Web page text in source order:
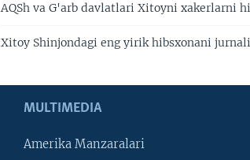
AQSh va G'arb davlatlari Xitoyni xakerlarni
Xitoy Shinjondagi eng yirik hibsxonani
MULTIMEDIA
Amerika Manzaralari